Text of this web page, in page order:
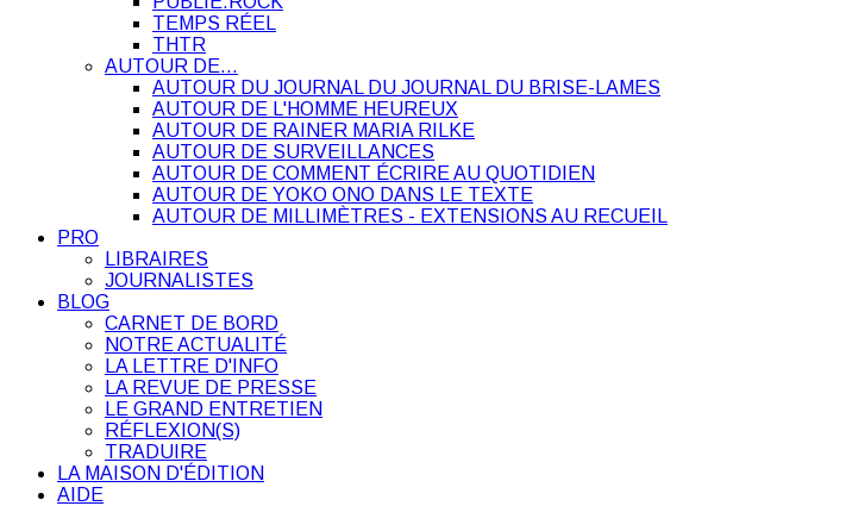
TEMPS RÉEL
THTR
AUTOUR DE…
AUTOUR DU JOURNAL DU JOURNAL DU BRISE-LAMES
AUTOUR DE L'HOMME HEUREUX
AUTOUR DE RAINER MARIA RILKE
AUTOUR DE SURVEILLANCES
AUTOUR DE COMMENT ÉCRIRE AU QUOTIDIEN
AUTOUR DE YOKO ONO DANS LE TEXTE
AUTOUR DE MILLIMÈTRES - EXTENSIONS AU RECUEIL
PRO
LIBRAIRES
JOURNALISTES
BLOG
CARNET DE BORD
NOTRE ACTUALITÉ
LA LETTRE D'INFO
LA REVUE DE PRESSE
LE GRAND ENTRETIEN
RÉFLEXION(S)
TRADUIRE
LA MAISON D'ÉDITION
AIDE